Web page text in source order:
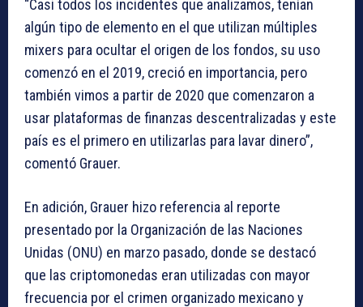
“Casi todos los incidentes que analizamos, tenían
algún tipo de elemento en el que utilizan múltiples
mixers para ocultar el origen de los fondos, su uso
comenzó en el 2019, creció en importancia, pero
también vimos a partir de 2020 que comenzaron a
usar plataformas de finanzas descentralizadas y este
país es el primero en utilizarlas para lavar dinero”,
comentó Grauer.
En adición, Grauer hizo referencia al reporte
presentado por la Organización de las Naciones
Unidas (ONU) en marzo pasado, donde se destacó
que las criptomonedas eran utilizadas con mayor
frecuencia por el crimen organizado mexicano y